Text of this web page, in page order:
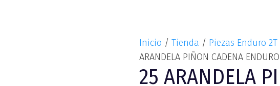
Inicio / Tienda / Piezas Enduro 2T
ARANDELA PIÑON CADENA ENDURO
25 ARANDELA